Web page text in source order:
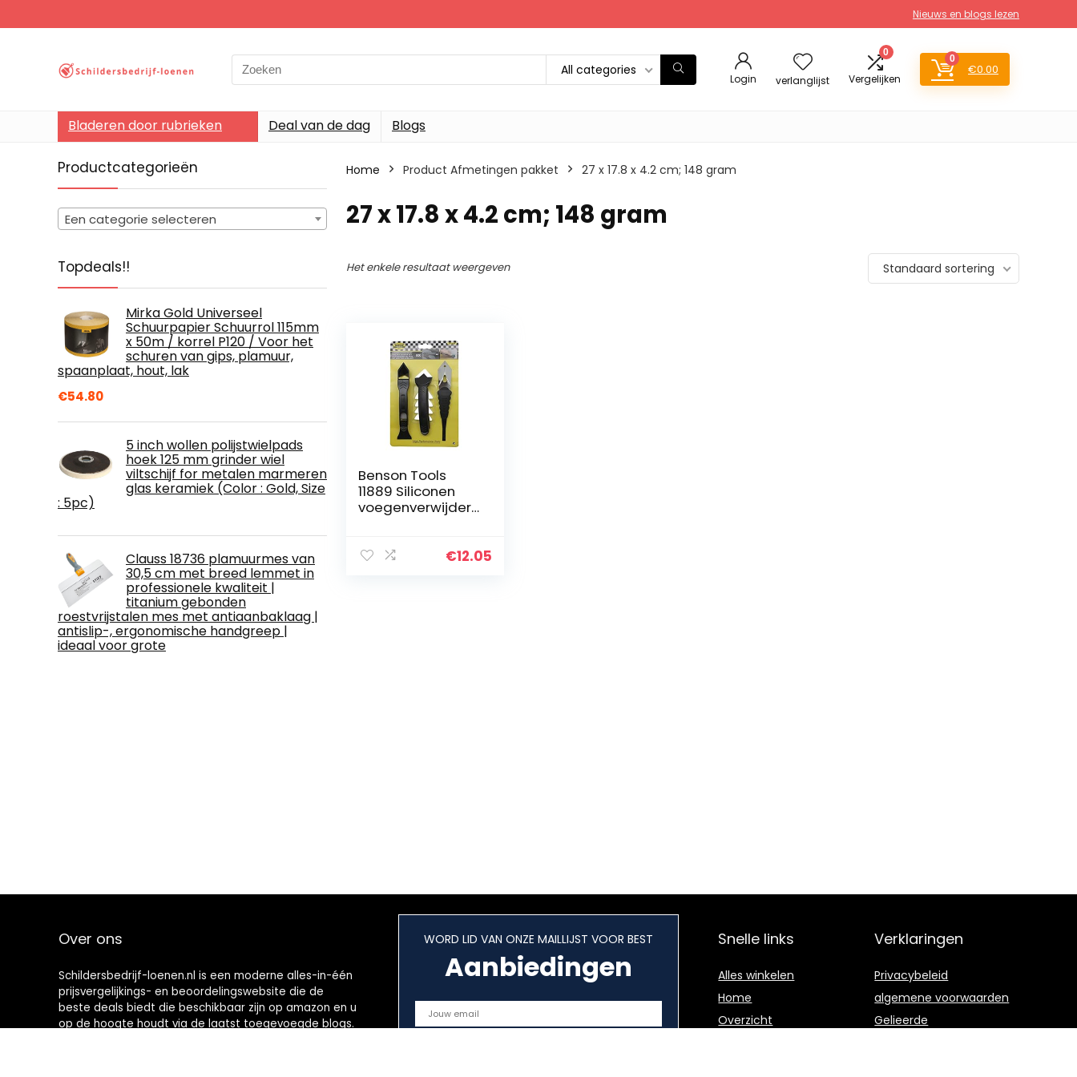
Nieuws en blogs lezen
Search
for:
All categories
Login verlanglijst
0
Vergelijken
0
€0.00
Bladeren door rubrieken Deal van de dag Blogs
Productcategorieën
Een categorie selecteren
Topdeals!!
Mirka Gold Universeel
Schuurpapier Schuurrol 115mm
x 50m / korrel P120 / Voor het
schuren van gips, plamuur,
spaanplaat, hout, lak
€54.80
5 inch wollen polijstwielpads
hoek 125 mm grinder wiel
viltschijf for metalen marmeren
glas keramiek (Color : Gold, Size
: 5pc)
Clauss 18736 plamuurmes van
30,5 cm met breed lemmet in
professionele kwaliteit |
titanium gebonden
roestvrijstalen mes met antiaanbaklaag |
antislip-, ergonomische handgreep |
ideaal voor grote
Home Product Afmetingen pakket ‎27 x 17.8 x 4.2 cm; 148 gram
‎27 x 17.8 x 4.2 cm; 148 gram
Het enkele resultaat weergeven Standaard sortering
Benson Tools
11889 Siliconen
voegenverwijder
€12.05
Over ons
Schildersbedrijf-loenen.nl is een moderne alles-in-één
prijsvergelijkings- en beoordelingswebsite die de
beste deals biedt die beschikbaar zijn op amazon en u
op de hoogte houdt via de laatst toegevoegde blogs.
WORD LID VAN ONZE MAILLIJST VOOR BEST
Aanbiedingen
Snelle links
Alles winkelen
Home
Overzicht
Verklaringen
Privacybeleid
algemene voorwaarden
Gelieerde